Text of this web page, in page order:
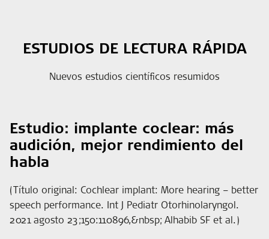
ESTUDIOS DE LECTURA RÁPIDA
Nuevos estudios científicos resumidos
Estudio: implante coclear: más
audición, mejor rendimiento del
habla
(Título original: Cochlear implant: More hearing – better
speech performance. Int J Pediatr Otorhinolaryngol.
2021 agosto 23;150:110896,&nbsp; Alhabib SF et al.)